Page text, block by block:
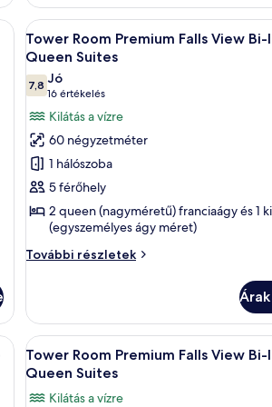
széssel, televízióval és kilátással egy
A
következő
szoba
összes
képének
megtekintése:
Tower
Room Premium
Falls
View Bi-
level
Two
Egy
3
Tower Room Premium Falls View
Queen Suites
7,810-ből 7,8
Jó
16 értékelés
(16
értékelés)
Kilátás a vízre
60 négyzetméter
1 hálószoba
5 férőhely
2 queen (nagyméretű) franciaágy és 1
(egyszemélyes ágy méret)
További részletek
Tower
level
Two
Queen
Suites
részletei
széssel, televízióval és kilátással egy
A
következő
Egy
3
Tower Room Premium Falls View
Queen Suites
Kilátás a vízre